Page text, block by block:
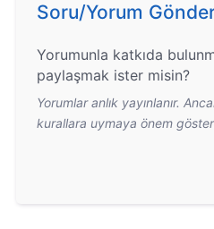
Soru/Yorum
Yorumunla katkıda
paylaşmak ister misin?
Yorumlar anlık yayınlanır.
kurallara uymaya önem